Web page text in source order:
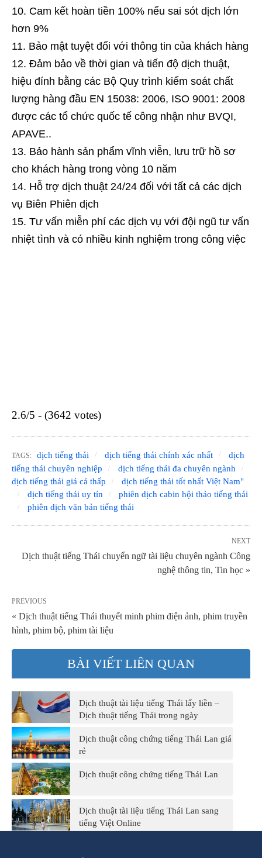
Cam kết hoàn tiền 100% nếu sai sót dịch lớn
hơn 9%
Bảo mật tuyệt đối với thông tin của khách hàng
Đảm bảo về thời gian và tiến độ dịch thuật,
hiệu đính bằng các Bộ Quy trình kiểm soát chất
lượng hàng đầu EN 15038: 2006, ISO 9001: 2008
được các tổ chức quốc tế công nhận như BVQI,
APAVE..
Bảo hành sản phẩm vĩnh viễn, lưu trữ hồ sơ
cho khách hàng trong vòng 10 năm
Hỗ trợ dịch thuật 24/24 đối với tất cả các dịch
vụ Biên Phiên dịch
Tư vấn miễn phí các dịch vụ với đội ngũ tư vấn
nhiệt tình và có nhiều kinh nghiệm trong công việc
2.6/5 - (3642 votes)
TAGS: dịch tiếng thái dịch tiếng thái chính xác nhất
dịch
tiếng thái chuyên nghiệp
dịch tiếng thái đa chuyên ngành
dịch tiếng thái giá cả thấp
dịch tiếng thái tốt nhất Việt Nam"
dịch tiếng thái uy tín
phiên dịch cabin hội thảo tiếng thái
phiên dịch văn bản tiếng thái
NEXT
Dịch thuật tiếng Thái chuyển ngữ tài liệu chuyên ngành Công
nghệ thông tin, Tin học »
PREVIOUS
« Dịch thuật tiếng Thái thuyết minh phim điện ảnh, phim truyền
hình, phim bộ, phim tài liệu
BÀI VIẾT LIÊN QUAN
Dịch thuật tài liệu tiếng Thái lấy liền –
Dịch thuật tiếng Thái trong ngày
Dịch thuật công chứng tiếng Thái Lan giá
rẻ
Dịch thuật công chứng tiếng Thái Lan
Dịch thuật tài liệu tiếng Thái Lan sang
tiếng Việt Online